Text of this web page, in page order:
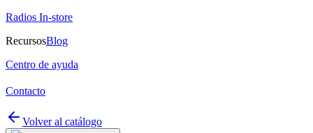
Radios In-store
RecursosBlog
Centro de ayuda
Contacto
Volver al catálogo